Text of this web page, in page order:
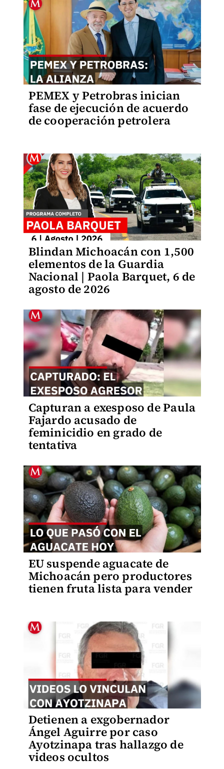
PEMEX y Petrobras inician
fase de ejecución de acuerdo
de cooperación petrolera
Blindan Michoacán con 1,500
elementos de la Guardia
Nacional | Paola Barquet, 6 de
agosto de 2026
Capturan a exesposo de Paula
Fajardo acusado de
feminicidio en grado de
tentativa
EU suspende aguacate de
Michoacán pero productores
tienen fruta lista para vender
Detienen a exgobernador
Ángel Aguirre por caso
Ayotzinapa tras hallazgo de
videos ocultos